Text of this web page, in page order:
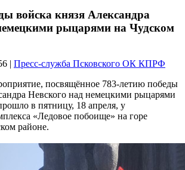
войска князя Александра
рыцарями на Чудском
| Пресс-служба Псковского ОК КПРФ
посвящённое 783-летию победы
Невского над немецкими рыцарями
в пятницу, 18 апреля, у
«Ледовое побоище» на горе
районе.